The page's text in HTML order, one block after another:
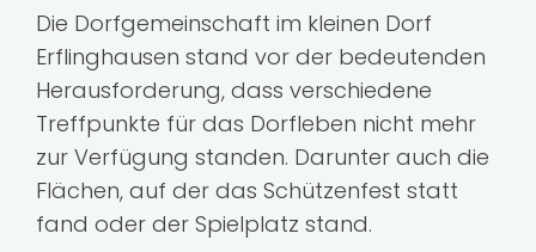
Kontakt
Die Dorfgemeinschaft im kleinen Dorf
Erflinghausen stand vor der bedeutenden
Herausforderung, dass verschiedene
Treffpunkte für das Dorfleben nicht mehr
zur Verfügung standen. Darunter auch die
Flächen, auf der das Schützenfest statt
fand oder der Spielplatz stand.